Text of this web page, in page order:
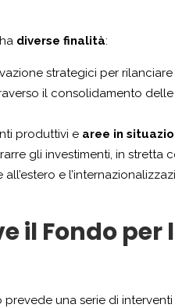
diverse finalità:
strategici per
il consolidamento
produttivi e aree in
gli investimenti, in stretta
e
il Fondo per
una serie di